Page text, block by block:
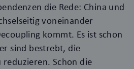
die Rede: China und
voneinander
kommt. Es ist schon
sind bestrebt, die
Schon die